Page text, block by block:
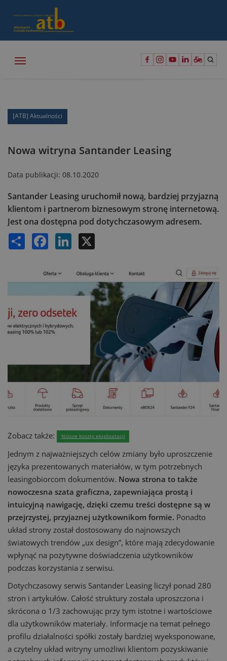
[ATB] Aktualności
Nowa witryna Santander Leasing
Data publikacji: 08.10.2020
Santander Leasing uruchomił nową, bardziej przyjazną
klientom i partnerom biznesowym stronę internetową.
Jest ona dostępna pod dotychczasowym adresem.
Share Facebook LinkedIn
Zobacz także: Niższe koszty eksploatacji
Jednym z najważniejszych celów zmiany było uproszczenie
języka prezentowanych materiałów, w tym potrzebnych
leasingobiorcom dokumentów. Nowa strona to także
nowoczesna szata graficzna, zapewniająca prostą i
intuicyjną nawigację, dzięki czemu treści dostępne są w
przejrzystej, przyjaznej użytkownikom formie. Ponadto
układ strony został dostosowany do najnowszych
światowych trendów „ux design”, które mają zdecydowanie
wpłynąć na pozytywne doświadczenia użytkowników
podczas korzystania z serwisu.
Dotychczasowy serwis Santander Leasing liczył ponad 280
stron i artykułów. Całość struktury została uproszczona i
skrócona o 1/3 zachowując przy tym istotne i wartościowe
dla użytkowników materiały. Informacje na temat pełnego
profilu działalności spółki zostały bardziej wyeksponowane,
a czytelny układ witryny umożliwi klientom pozyskiwanie